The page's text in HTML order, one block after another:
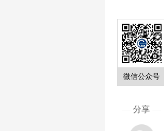
微信公众号
分享